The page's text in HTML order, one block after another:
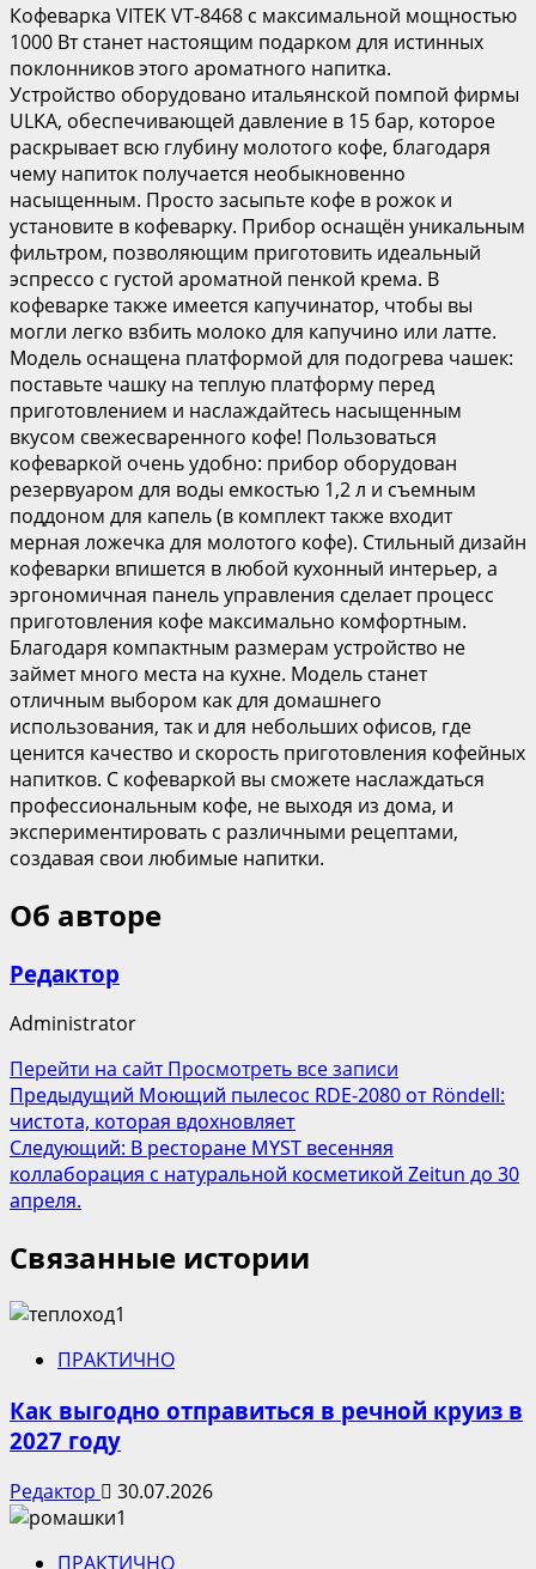
Кофеварка VITEK VT-8468 с максимальной мощностью
1000 Вт станет настоящим подарком для истинных
поклонников этого ароматного напитка.
Устройство оборудовано итальянской помпой фирмы
ULKA, обеспечивающей давление в 15 бар, которое
раскрывает всю глубину молотого кофе, благодаря
чему напиток получается необыкновенно
насыщенным. Просто засыпьте кофе в рожок и
установите в кофеварку. Прибор оснащён уникальным
фильтром, позволяющим приготовить идеальный
эспрессо с густой ароматной пенкой крема. В
кофеварке также имеется капучинатор, чтобы вы
могли легко взбить молоко для капучино или латте.
Модель оснащена платформой для подогрева чашек:
поставьте чашку на теплую платформу перед
приготовлением и наслаждайтесь насыщенным
вкусом свежесваренного кофе! Пользоваться
кофеваркой очень удобно: прибор оборудован
резервуаром для воды емкостью 1,2 л и съемным
поддоном для капель (в комплект также входит
мерная ложечка для молотого кофе). Стильный дизайн
кофеварки впишется в любой кухонный интерьер, а
эргономичная панель управления сделает процесс
приготовления кофе максимально комфортным.
Благодаря компактным размерам устройство не
займет много места на кухне. Модель станет
отличным выбором как для домашнего
использования, так и для небольших офисов, где
ценится качество и скорость приготовления кофейных
напитков. С кофеваркой вы сможете наслаждаться
профессиональным кофе, не выходя из дома, и
экспериментировать с различными рецептами,
создавая свои любимые напитки.
Об авторе
Редактор
Administrator
Перейти на сайтПросмотреть все записи
Навигация
записи
Предыдущий Моющий пылесос RDE-2080 от Röndell:
чистота, которая вдохновляет
Следующий: В ресторане MYST весенняя
коллаборация c натуральной косметикой Zeitun до 30
апреля.
Связанные истории
ПРАКТИЧНО
Как выгодно отправиться в речной круиз в
2027 году
Редактор 30.07.2026
ПРАКТИЧНО